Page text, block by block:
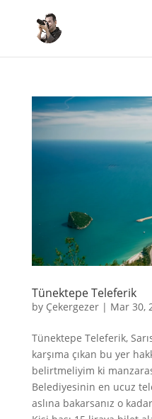
Tünektepe Teleferik
by Çekergezer| Mar 30,
Tünektepe Teleferik,
karşıma çıkan bu yer
belirtmeliyim ki
Belediyesinin en ucuz
aslına bakarsanız o